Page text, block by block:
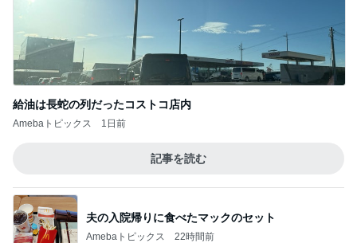
給油は長蛇の列だったコストコ店内
Amebaトピックス 1日前
記事を読む
夫の入院帰りに食べたマックのセット
Amebaトピックス 22時間前